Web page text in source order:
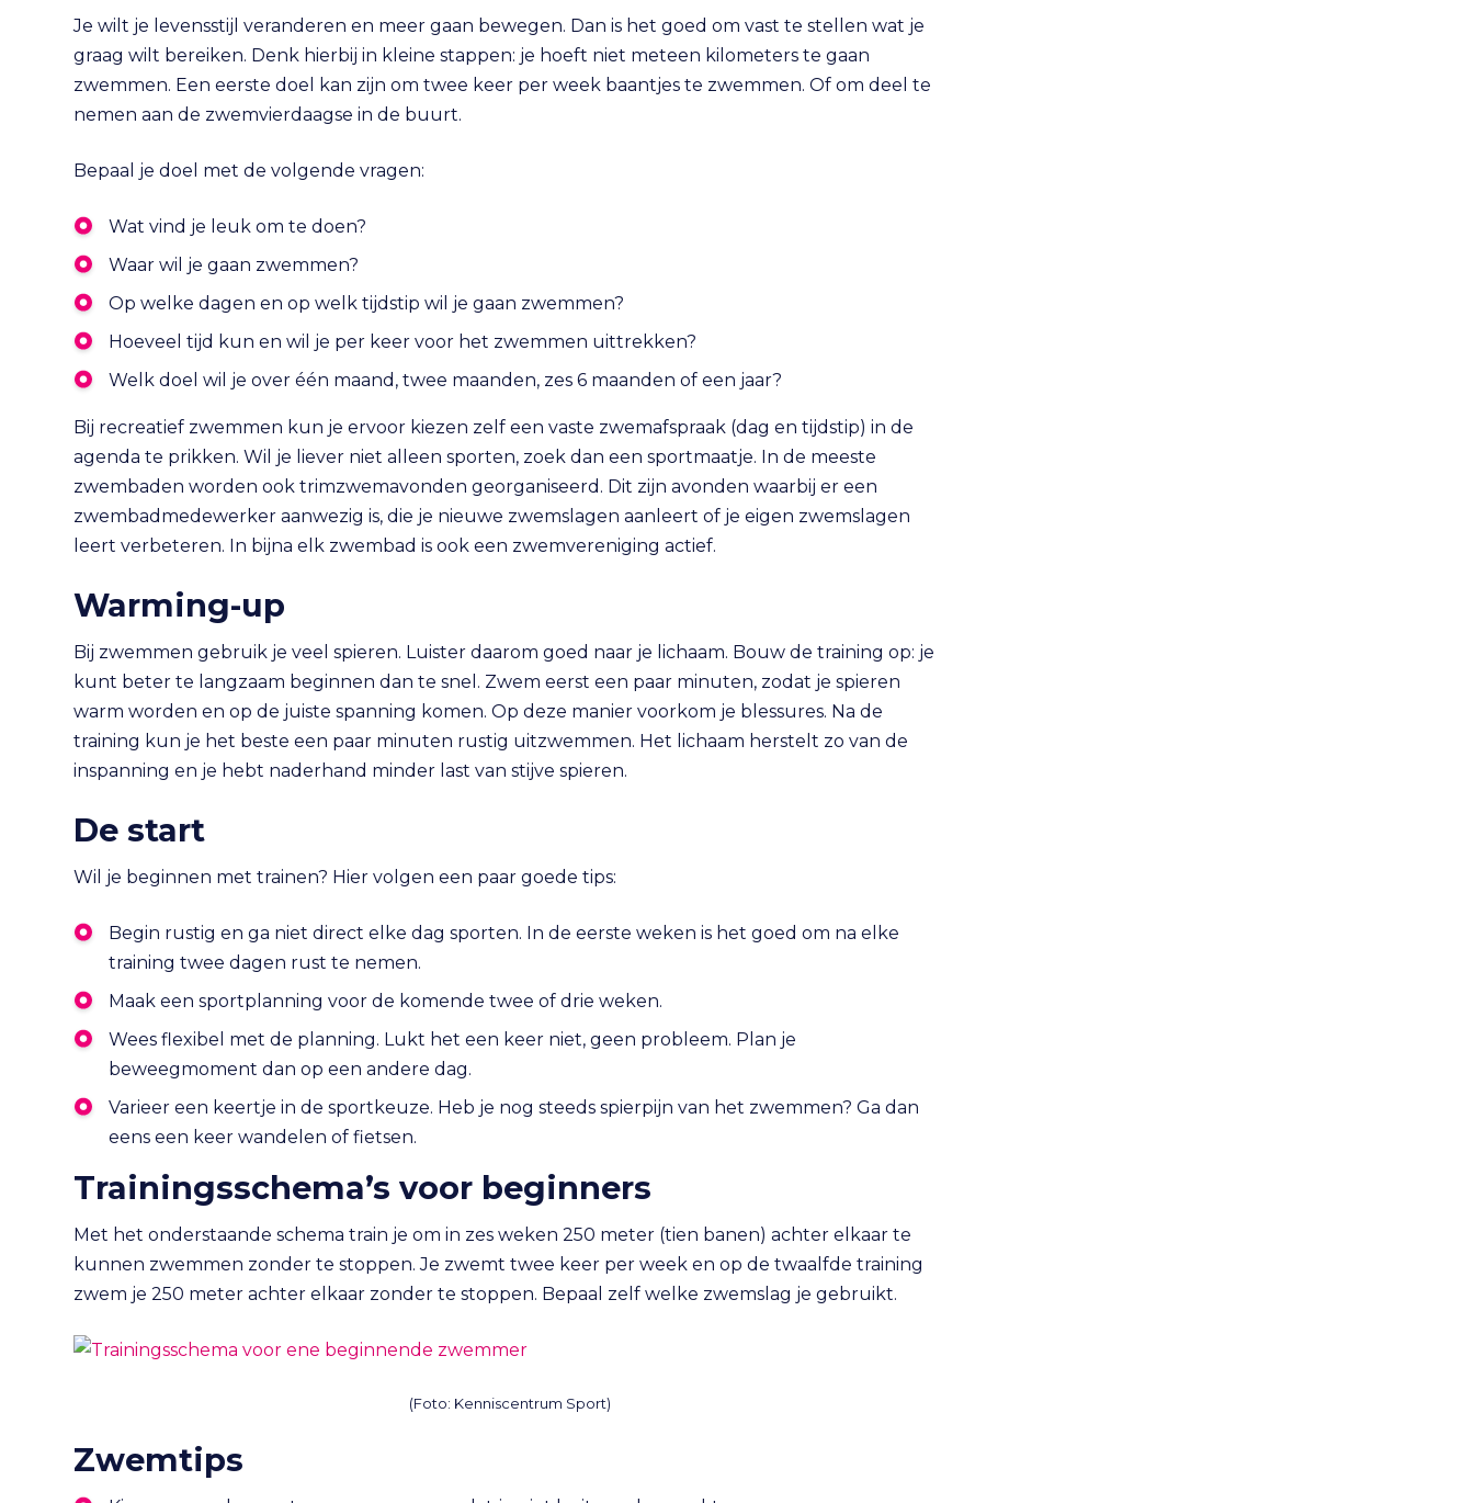
Je wilt je levensstijl veranderen en meer gaan bewegen. Dan is het goed om vast te stellen wat je
graag wilt bereiken. Denk hierbij in kleine stappen: je hoeft niet meteen kilometers te gaan
zwemmen. Een eerste doel kan zijn om twee keer per week baantjes te zwemmen. Of om deel te
nemen aan de zwemvierdaagse in de buurt.
Bepaal je doel met de volgende vragen:
Wat vind je leuk om te doen?
Waar wil je gaan zwemmen?
Op welke dagen en op welk tijdstip wil je gaan zwemmen?
Hoeveel tijd kun en wil je per keer voor het zwemmen uittrekken?
Welk doel wil je over één maand, twee maanden, zes 6 maanden of een jaar?
Bij recreatief zwemmen kun je ervoor kiezen zelf een vaste zwemafspraak (dag en tijdstip) in de
agenda te prikken. Wil je liever niet alleen sporten, zoek dan een sportmaatje. In de meeste
zwembaden worden ook trimzwemavonden georganiseerd. Dit zijn avonden waarbij er een
zwembadmedewerker aanwezig is, die je nieuwe zwemslagen aanleert of je eigen zwemslagen
leert verbeteren. In bijna elk zwembad is ook een zwemvereniging actief.
Warming-up
Bij zwemmen gebruik je veel spieren. Luister daarom goed naar je lichaam. Bouw de training op: je
kunt beter te langzaam beginnen dan te snel. Zwem eerst een paar minuten, zodat je spieren
warm worden en op de juiste spanning komen. Op deze manier voorkom je blessures. Na de
training kun je het beste een paar minuten rustig uitzwemmen. Het lichaam herstelt zo van de
inspanning en je hebt naderhand minder last van stijve spieren.
De start
Wil je beginnen met trainen? Hier volgen een paar goede tips:
Begin rustig en ga niet direct elke dag sporten. In de eerste weken is het goed om na elke
training twee dagen rust te nemen.
Maak een sportplanning voor de komende twee of drie weken.
Wees flexibel met de planning. Lukt het een keer niet, geen probleem. Plan je
beweegmoment dan op een andere dag.
Varieer een keertje in de sportkeuze. Heb je nog steeds spierpijn van het zwemmen? Ga dan
eens een keer wandelen of fietsen.
Trainingsschema’s voor beginners
Met het onderstaande schema train je om in zes weken 250 meter (tien banen) achter elkaar te
kunnen zwemmen zonder te stoppen. Je zwemt twee keer per week en op de twaalfde training
zwem je 250 meter achter elkaar zonder te stoppen. Bepaal zelf welke zwemslag je gebruikt.
(Foto: Kenniscentrum Sport)
Zwemtips